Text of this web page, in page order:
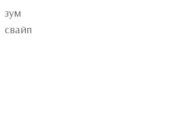
Skip
links
Skip
to
зум
свайп